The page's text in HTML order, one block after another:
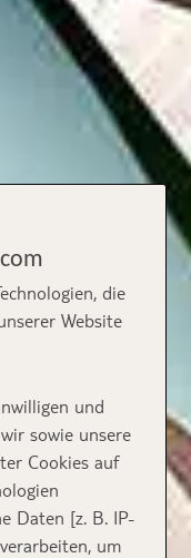
die
Website
und
sowie unsere
Cookies auf
Daten [z. B. IP-
um